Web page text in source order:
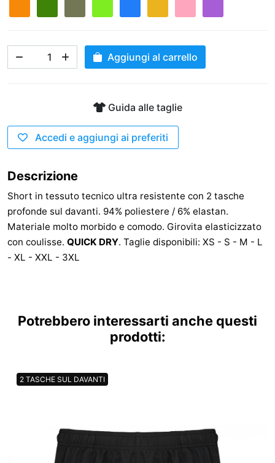
Aggiungi al carrello
Guida alle taglie
Accedi e aggiungi ai preferiti
Descrizione
Short in tessuto tecnico ultra resistente con 2 tasche
profonde sul davanti. 94% poliestere / 6% elastan.
Materiale molto morbido e comodo. Girovita elasticizzato
con coulisse. QUICK DRY. Taglie disponibili: XS - S - M - L
- XL - XXL - 3XL
Potrebbero interessarti anche questi
prodotti:
2 TASCHE SUL DAVANTI